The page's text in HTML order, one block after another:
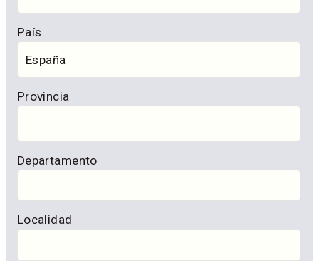
País
Provincia
Departamento
Localidad